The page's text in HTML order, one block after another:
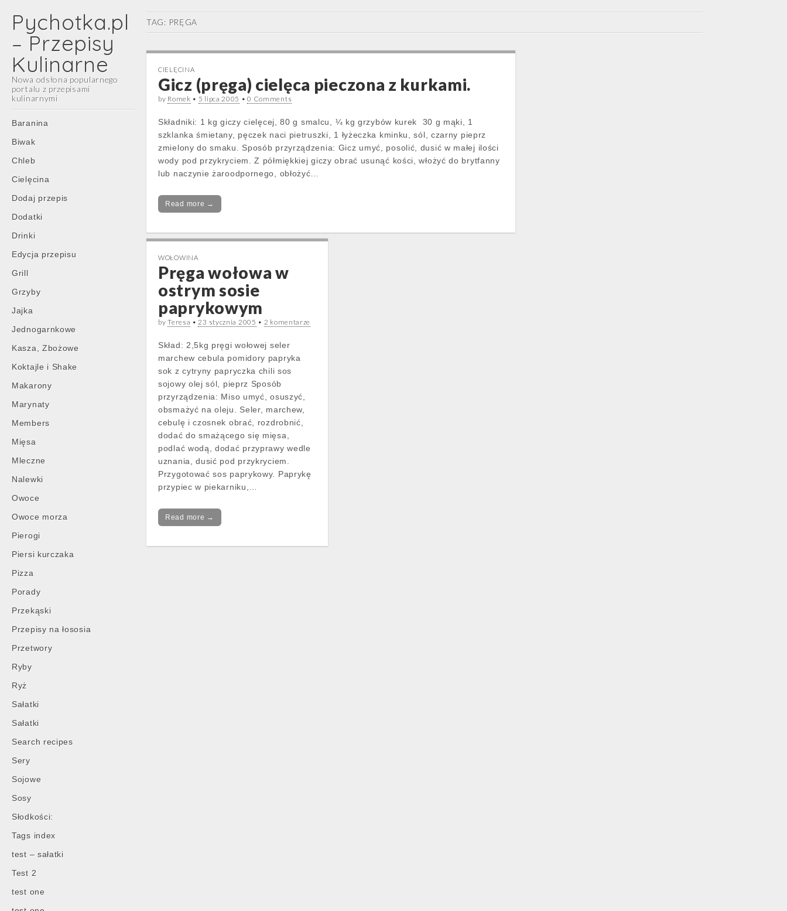
Pychotka.pl
– Przepisy
Kulinarne
Nowa odsłona popularnego
portalu z przepisami
kulinarnymi
Main
menu
Skip
content
Baranina
Biwak
Chleb
Cielęcina
Dodaj przepis
Dodatki
Drinki
Edycja przepisu
Grill
Grzyby
Jajka
Jednogarnkowe
Kasza, Zbożowe
Koktajle i Shake
Makarony
Marynaty
Members
Mięsa
Mleczne
Nalewki
Owoce
Owoce morza
Pierogi
Piersi kurczaka
Pizza
Porady
Przekąski
Przepisy na łososia
Przetwory
Ryby
Ryż
Sałatki
Sałatki
Search recipes
Sery
Sojowe
Sosy
Słodkości:
Tags index
test – sałatki
Test 2
test one
TAG: PRĘGA
CIELĘCINA
Gicz (pręga) cielęca pieczona z kurkami.
by Romek • 5 lipca 2005 •0 Comments
Składniki: 1 kg giczy cielęcej, 80 g smalcu, ¼ kg grzybów kurek 30 g mąki, 1
szklanka śmietany, pęczek naci pietruszki, 1 łyżeczka kminku, sól, czarny pieprz
zmielony do smaku. Sposób przyrządzenia: Gicz umyć, posolić, dusić w małej ilości
wody pod przykryciem. Z półmiękkiej giczy obrać usunąć kości, włożyć do brytfanny
lub naczynie żaroodpornego, obłożyć…
Read more →
WOŁOWINA
Pręga wołowa w
ostrym sosie
paprykowym
byTeresa •23 stycznia 2005 • 2 komentarze
Skład: 2,5kg pręgi wołowej seler
marchew cebula pomidory papryka
sok z cytryny papryczka chili sos
sojowy olej sól, pieprz Sposób
przyrządzenia: Miso umyć, osuszyć,
obsmażyć na oleju. Seler, marchew,
cebulę i czosnek obrać, rozdrobnić,
dodać do smażącego się mięsa,
podlać wodą, dodać przyprawy wedle
uznania, dusić pod przykryciem.
Przygotować sos paprykowy. Paprykę
przypiec w piekarniku,…
Read more →